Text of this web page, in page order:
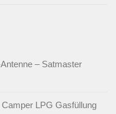
– Satmaster
LPG Gasfüllung